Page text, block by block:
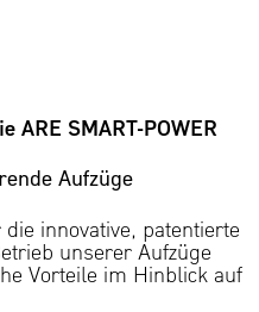
ARE SMART-POWER
Aufzüge
die innovative, patentierte
unserer Aufzüge
Vorteile im Hinblick auf